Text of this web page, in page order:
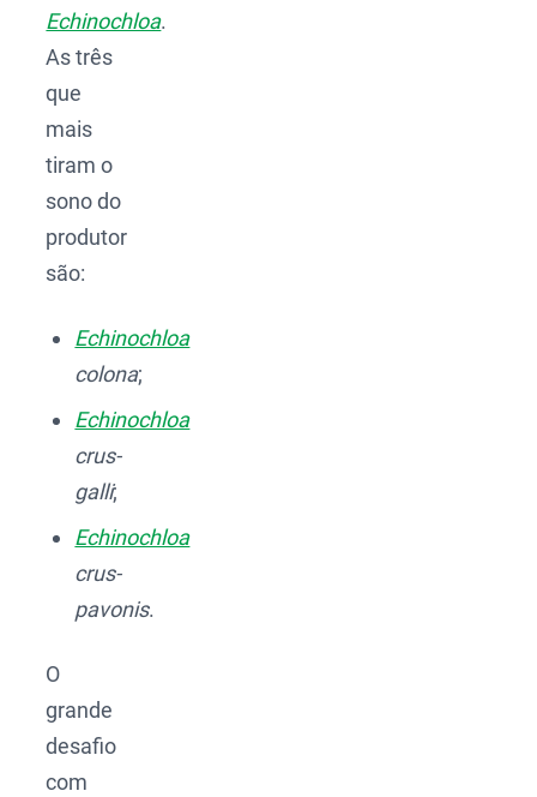
Echinochloa.
As três
que
mais
tiram o
sono do
produtor
são:
Echinochloa
colona;
Echinochloa
crus-
galli;
Echinochloa
crus-
pavonis.
O
grande
desafio
com